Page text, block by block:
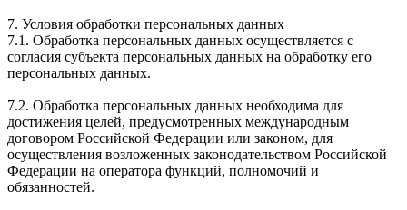
7. Условия обработки персональных данных
7.1. Обработка персональных данных осуществляется с
согласия субъекта персональных данных на обработку его
персональных данных.
7.2. Обработка персональных данных необходима для
достижения целей, предусмотренных международным
договором Российской Федерации или законом, для
осуществления возложенных законодательством Российской
Федерации на оператора функций, полномочий и
обязанностей.